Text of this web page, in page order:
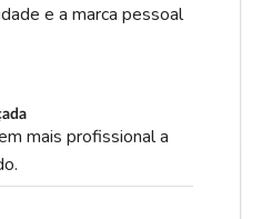
e a marca pessoal
mais profissional a